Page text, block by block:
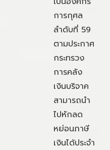
การกุศล
ลำดับที่ 59
ตามประกาศ
กระทรวง
การคลัง
เงินบริจาค
สามารถนำ
ไปหักลด
หย่อนภาษี
เงินได้ประจำ